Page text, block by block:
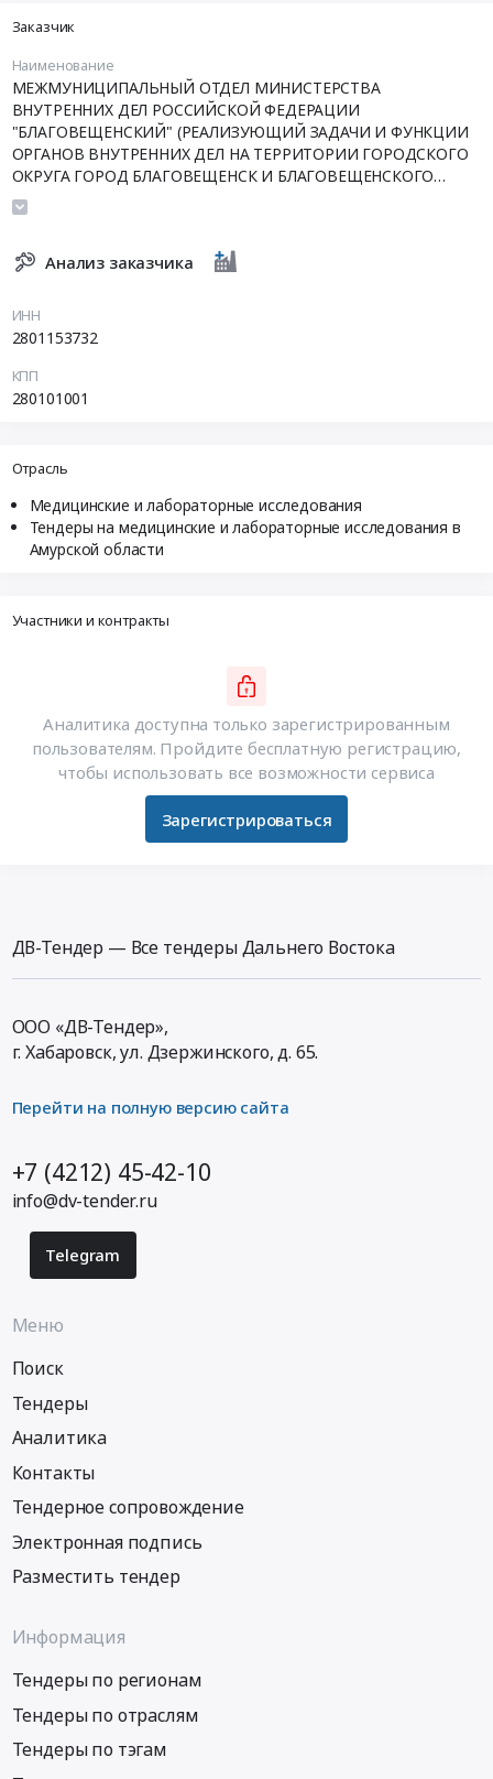
Заказчик
Наименование
МЕЖМУНИЦИПАЛЬНЫЙ ОТДЕЛ МИНИСТЕРСТВА
ВНУТРЕННИХ ДЕЛ РОССИЙСКОЙ ФЕДЕРАЦИИ
"БЛАГОВЕЩЕНСКИЙ" (РЕАЛИЗУЮЩИЙ ЗАДАЧИ И ФУНКЦИИ
ОРГАНОВ ВНУТРЕННИХ ДЕЛ НА ТЕРРИТОРИИ ГОРОДСКОГО
ОКРУГА ГОРОД БЛАГОВЕЩЕНСК И БЛАГОВЕЩЕНСКОГО
МУНИЦИПАЛЬНОГО РАЙОНА)
Анализ заказчика
ИНН
2801153732
КПП
280101001
Отрасль
Медицинские и лабораторные исследования
Тендеры на медицинские и лабораторные исследования в
Амурской области
Участники и контракты
Аналитика доступна только зарегистрированным
пользователям. Пройдите бесплатную регистрацию,
чтобы использовать все возможности сервиса
Зарегистрироваться
ДВ-Тендер — Все тендеры Дальнего Востока
ООО «ДВ-Тендер»,
г. Хабаровск,ул. Дзержинского, д. 65.
Перейти на полную версию сайта
+7 (4212) 45-42-10
info@dv-tender.ru
Telegram
Меню
Поиск
Тендеры
Аналитика
Контакты
Тендерное сопровождение
Электронная подпись
Разместить тендер
Информация
Тендеры по регионам
Тендеры по отраслям
Тендеры по тэгам